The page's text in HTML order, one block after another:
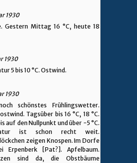
1930
Gestern Mittag 16 °C, heute 18
1930
5 bis 10 °C. Ostwind.
1930
schönstes Frühlingswetter.
Tagsüber bis 16 °C, 18 °C.
auf den Nullpunkt und über -5 °C.
ist schon recht weit.
zeigen Knospen. Im Dorfe
Erpenberk [Pat?]. Apfelbaum.
sind da, die Obstbäume